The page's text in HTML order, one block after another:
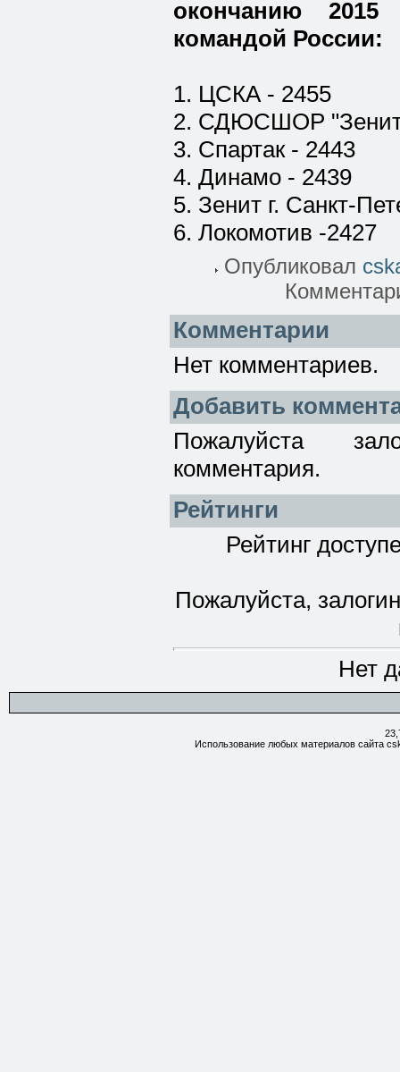
окончанию 2015
командой России:
1. ЦСКА - 2455
2. СДЮСШОР "Зенит"
3. Спартак - 2443
4. Динамо - 2439
5. Зенит г. Санкт-
6. Локомотив -2427
Опубликовал
Комментарии
Нет комментариев.
Добавить
Пожалуйста
комментария.
Рейтинги
Рейтинг
Пожалуйста,
Нет
Использование любых материалов сайта